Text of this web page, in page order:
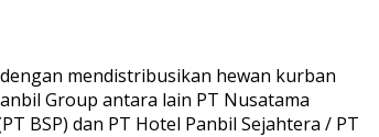
mendistribusikan hewan kurban
Group antara lain PT Nusatama
BSP) dan PT Hotel Panbil Sejahtera / PT